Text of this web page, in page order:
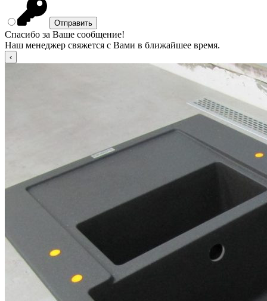
Спасибо за Ваше сообщение!
Наш менеджер свяжется с Вами в ближайшее время.